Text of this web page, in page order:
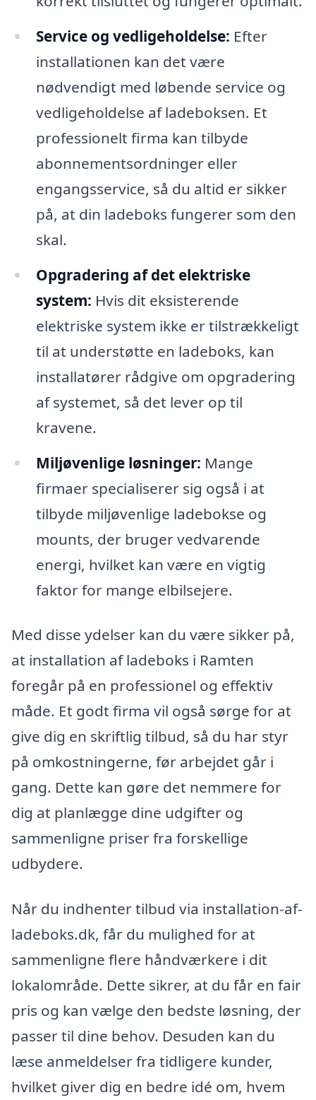
Service og vedligeholdelse: Efter
installationen kan det være
nødvendigt med løbende service og
vedligeholdelse af ladeboksen. Et
professionelt firma kan tilbyde
abonnementsordninger eller
engangsservice, så du altid er sikker
på, at din ladeboks fungerer som den
skal.
Opgradering af det elektriske
system: Hvis dit eksisterende
elektriske system ikke er tilstrækkeligt
til at understøtte en ladeboks, kan
installatører rådgive om opgradering
af systemet, så det lever op til
kravene.
Miljøvenlige løsninger: Mange
firmaer specialiserer sig også i at
tilbyde miljøvenlige ladebokse og
mounts, der bruger vedvarende
energi, hvilket kan være en vigtig
faktor for mange elbilsejere.
Med disse ydelser kan du være sikker på,
at installation af ladeboks i Ramten
foregår på en professionel og effektiv
måde. Et godt firma vil også sørge for at
give dig en skriftlig tilbud, så du har styr
på omkostningerne, før arbejdet går i
gang. Dette kan gøre det nemmere for
dig at planlægge dine udgifter og
sammenligne priser fra forskellige
udbydere.
Når du indhenter tilbud via installation-af-
ladeboks.dk, får du mulighed for at
sammenligne flere håndværkere i dit
lokalområde. Dette sikrer, at du får en fair
pris og kan vælge den bedste løsning, der
passer til dine behov. Desuden kan du
læse anmeldelser fra tidligere kunder,
hvilket giver dig en bedre idé om, hvem